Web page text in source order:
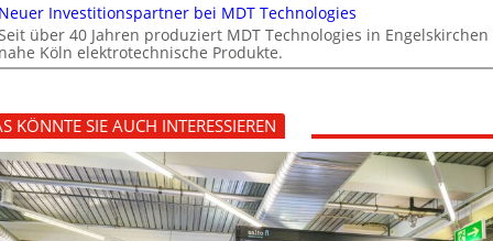
Investitionspartner bei MDT Technologies
über 40 Jahren produziert MDT Technologies in Engelskirchen
Köln elektrotechnische Produkte.
KÖNNTE SIE AUCH INTERESSIEREN